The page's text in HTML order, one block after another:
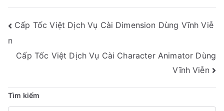
Điều
Hướng
Bài
Cấp Tốc Việt Dịch Vụ Cài Dimension Dùng Vĩnh Viễ
n
Cấp Tốc Việt Dịch Vụ Cài Character Animator Dùng
Vĩnh Viễn
Tìm kiếm